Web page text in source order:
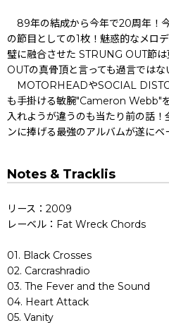
89年の結成から今年で20周年！
の節目としての1枚！魅惑的なメロ
璧に融合させた STRUNG OUT節
OUTの真骨頂と言っても過言ではな
MOTORHEADやSOCIAL
も手掛ける敏腕"Cameron Webb"
入れようが違うのも当たり前の話！
ンに捧げる最強のアルバムが遂にベ
Notes & Tracklis
リース：2009
レーベル：Fat Wreck Chords
01. Black Crosses
02. Carcrashradio
03. The Fever and the Sound
04. Heart Attack
05. Vanity